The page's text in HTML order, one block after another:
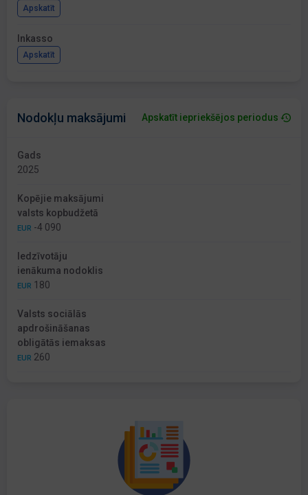
Apskatīt
Inkasso
Apskatīt
Nodokļu maksājumi Apskatīt iepriekšējos periodus
Gads
2025
Kopējie maksājumi
valsts kopbudžetā
EUR -4 090
Iedzīvotāju
ienākuma nodoklis
EUR 180
Valsts sociālās
apdrošināšanas
obligātās iemaksas
EUR 260